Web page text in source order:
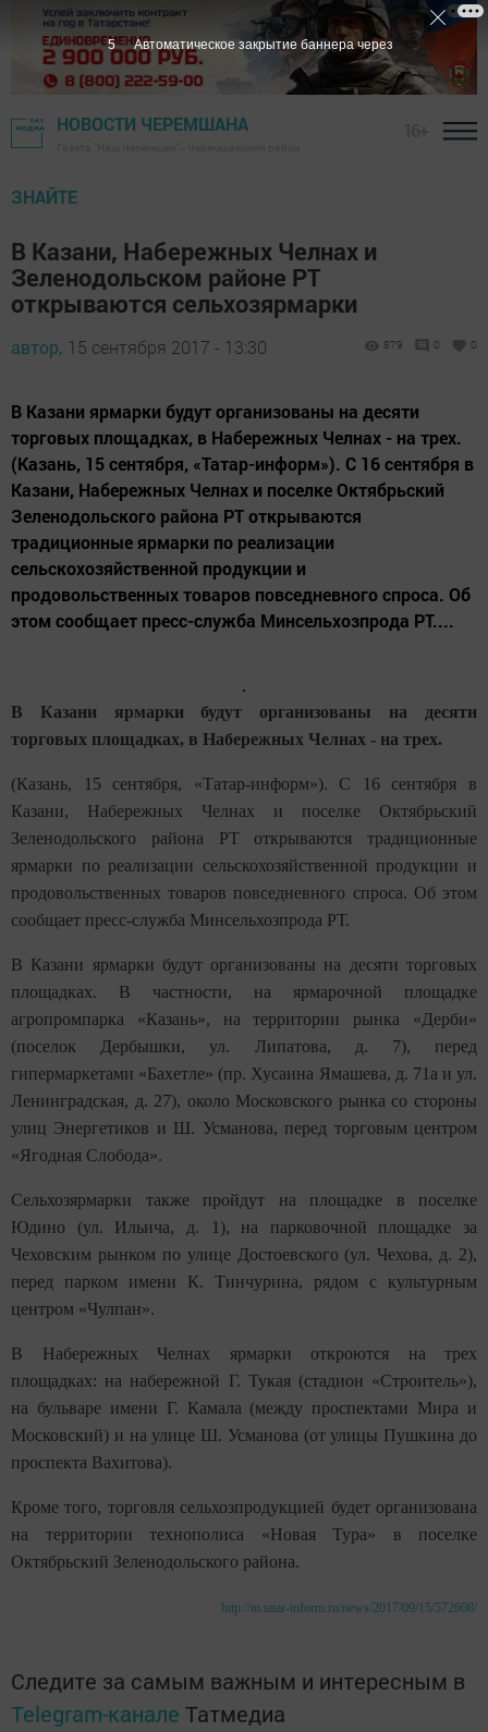
НОВОСТИ ЧЕРЕМШАНА
ЗНАЙТЕ
В Казани, Набережных Челнах и
Зеленодольском районе РТ
открываются сельхозярмарки
автор, 15 сентября 2017 - 13:30 879 0 0
В Казани ярмарки будут организованы на десяти
торговых площадках, в Набережных Челнах - на трех.
(Казань, 15 сентября, «Татар-информ»). С 16 сентября в
Казани, Набережных Челнах и поселке Октябрьский
Зеленодольского района РТ открываются
традиционные ярмарки по реализации
сельскохозяйственной продукции и
продовольственных товаров повседневного спроса. Об
этом сообщает пресс-служба Минсельхозпрода РТ....
В Казани ярмарки будут организованы на десяти
торговых площадках, в Набережных Челнах - на трех.
(Казань, 15 сентября, «Татар-информ»). С 16 сентября в
Казани, Набережных Челнах и поселке Октябрьский
Зеленодольского района РТ открываются традиционные
ярмарки по реализации сельскохозяйственной продукции и
продовольственных товаров повседневного спроса. Об этом
сообщает пресс-служба Минсельхозпрода РТ.
В Казани ярмарки будут организованы на десяти торговых
площадках. В частности, на ярмарочной площадке
агропромпарка «Казань», на территории рынка «Дерби»
(поселок Дербышки, ул. Липатова, д. 7), перед
гипермаркетами «Бахетле» (пр. Хусаина Ямашева, д. 71а и ул.
Ленинградская, д. 27), около Московского рынка со стороны
улиц Энергетиков и Ш. Усманова, перед торговым центром
«Ягодная Слобода».
Сельхозярмарки также пройдут на площадке в поселке
Юдино (ул. Ильича, д. 1), на парковочной площадке за
Чеховским рынком по улице Достоевского (ул. Чехова, д. 2),
перед парком имени К. Тинчурина, рядом с культурным
центром «Чулпан».
В Набережных Челнах ярмарки откроются на трех
площадках: на набережной Г. Тукая (стадион «Строитель»),
на бульваре имени Г. Камала (между проспектами Мира и
Московский) и на улице Ш. Усманова (от улицы Пушкина до
проспекта Вахитова).
Кроме того, торговля сельхозпродукцией будет организована
на территории технополиса «Новая Тура» в поселке
Октябрьский Зеленодольского района.
http://m.tatar-inform.ru/news/2017/09/15/572608/
Следите за самым важным и интересным в
Telegram-канале Татмедиа
5 Автоматическое закрытие баннера через